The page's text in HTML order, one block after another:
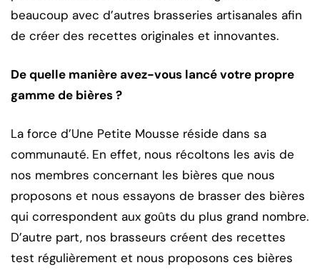
beaucoup avec d’autres brasseries artisanales afin
de créer des recettes originales et innovantes.
De quelle manière avez-vous lancé votre propre
gamme de bières ?
La force d’Une Petite Mousse réside dans sa
communauté. En effet, nous récoltons les avis de
nos membres concernant les bières que nous
proposons et nous essayons de brasser des bières
qui correspondent aux goûts du plus grand nombre.
D’autre part, nos brasseurs créent des recettes
test régulièrement et nous proposons ces bières